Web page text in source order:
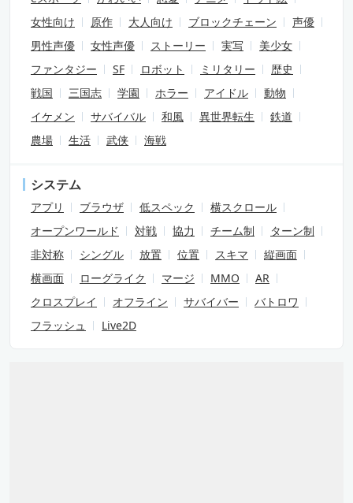
女性向け
原作 大人向け ブロックチェーン
声優
男性声優
女性声優 ストーリー 実写
美少女
ファンタジー
SF ロボット ミリタリー
歴史
戦国
三国志 学園 ホラー アイドル
動物
イケメン
サバイバル 和風 異世界転生
鉄道
農場
生活 武侠 海戦
システム
アプリ ブラウザ 低スペック
横スクロール
オープンワールド
対戦 協力 チーム制
ターン制
非対称
シングル 放置 位置 スキマ
縦画面
横画面
ローグライク マージ MMO
AR
クロスプレイ
オフライン サバイバー
バトロワ
フラッシュ
Live2D